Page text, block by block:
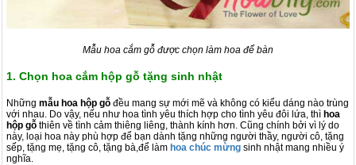
Mẫu hoa cắm gỗ được chọn làm hoa để bàn
1. Chọn hoa cắm hộp gỗ tặng sinh nhật
Những mẫu hoa hộp gỗ đều mang sự mới mẽ và không có kiểu dáng nào trùng
với nhau. Do vậy, nếu như hoa tình yêu thích hợp cho tình yêu đôi lứa, thì hoa
hộp gỗ thiên về tình cảm thiêng liêng, thành kính hơn. Cũng chính bởi vì lý do
này, loại hoa này phù hợp để bạn dành tặng những người thầy, người cô, tặng
sếp, tặng mẹ, tặng cô, tặng bà,để làm hoa chúc mừng sinh nhật mang nhiều ý
nghĩa.